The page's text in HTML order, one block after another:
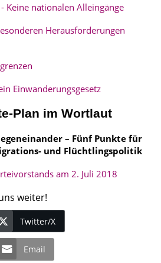
Keine nationalen Alleingänge
Herausforderungen
Einwanderungsgesetz
Plan im Wortlaut
– Fünf Punkte für
und Flüchtlingspolitik
am 2. Juli 2018
weiter!
Twitter/X
Email